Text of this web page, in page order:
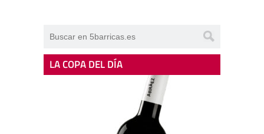
LA COPA DEL DÍA